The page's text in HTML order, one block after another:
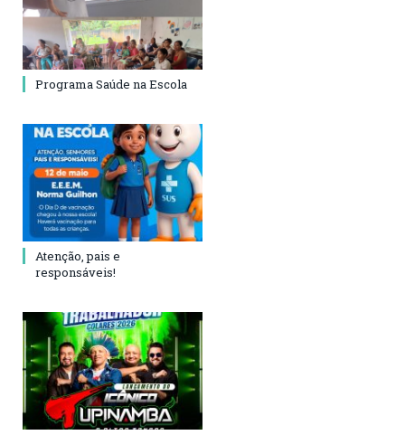
Programa Saúde na Escola
Atenção, pais e
responsáveis!